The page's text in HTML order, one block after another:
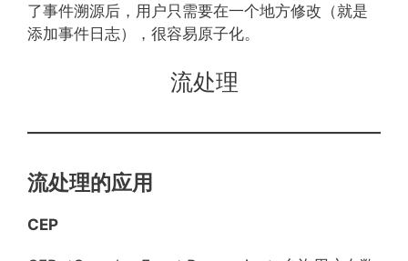
了事件溯源后，用户只需要在一个地方修改（就是
添加事件日志），很容易原子化。
流处理
流处理的应用
CEP